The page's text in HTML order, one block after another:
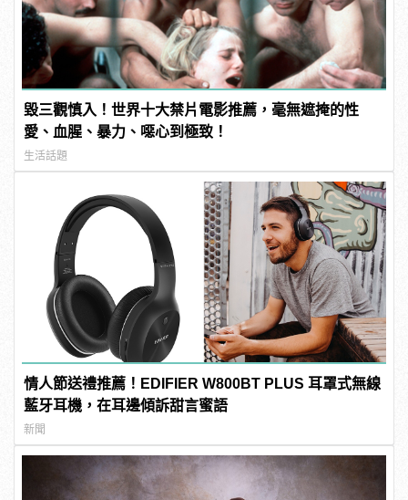
毀三觀慎入！世界十大禁片電影推薦，毫無遮掩的性
愛、血腥、暴力、噁心到極致！
生活話題
情人節送禮推薦！EDIFIER W800BT PLUS 耳罩式無線
藍牙耳機，在耳邊傾訴甜言蜜語
新聞